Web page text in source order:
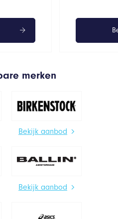
merken
Bekijk aanbod
Bekijk aanbod